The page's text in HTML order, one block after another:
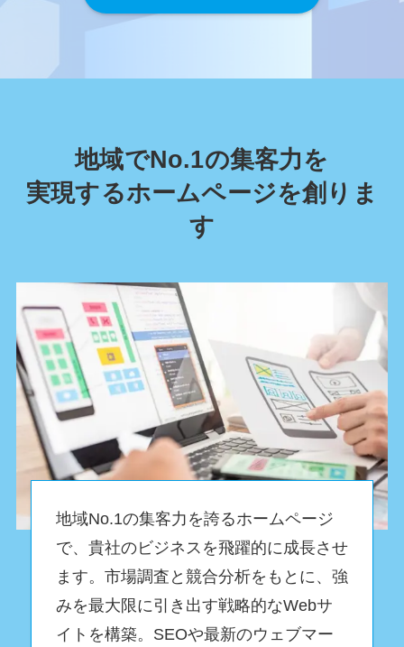
地域でNo.1の集客力を
実現するホームページを創りま
す
地域No.1の集客力を誇るホームページ
で、貴社のビジネスを飛躍的に成長させ
ます。市場調査と競合分析をもとに、強
みを最大限に引き出す戦略的なWebサ
イトを構築。SEOや最新のウェブマー